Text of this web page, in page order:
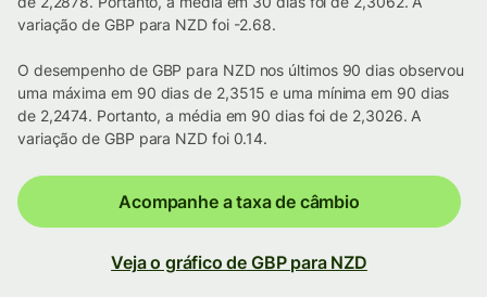
variação de GBP para NZD foi -2.68.
O desempenho de GBP para NZD nos últimos 90 dias observou
uma máxima em 90 dias de 2,3515 e uma mínima em 90 dias
de 2,2474. Portanto, a média em 90 dias foi de 2,3026. A
variação de GBP para NZD foi 0.14.
Acompanhe a taxa de câmbio
Veja o gráfico de GBP para NZD